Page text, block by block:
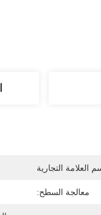
العلامة التجارية
معالجة السطح: